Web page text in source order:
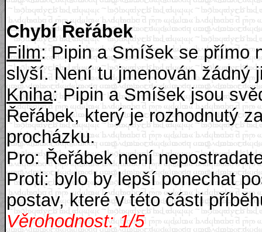
Chybí Řeřábek
Film: Pipin a Smíšek se přímo
slyší. Není tu jmenován žádný
Kniha: Pipin a Smíšek jsou
Řeřábek, který je rozhodnutý
procházku.
Pro: Řeřábek není
Proti: bylo by lepší ponechat
postav, které v této části
Věrohodnost: 1/5